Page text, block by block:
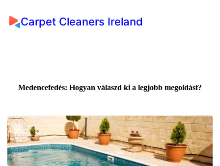
Carpet Cleaners Ireland
Medencefedés: Hogyan válaszd ki a legjobb megoldást?